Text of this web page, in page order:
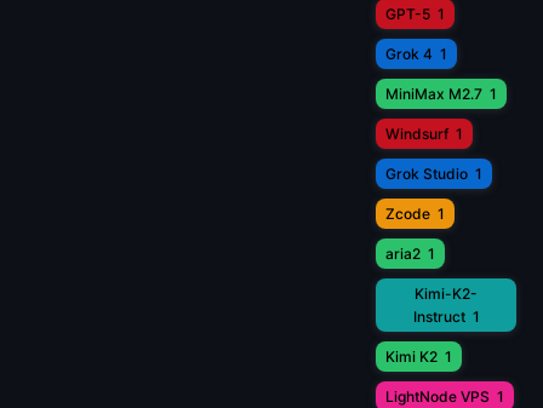
GPT-5 1
Grok 4 1
MiniMax M2.7 1
Windsurf 1
Grok Studio 1
Zcode 1
aria2 1
Kimi-K2-
Instruct 1
Kimi K2 1
LightNode VPS 1